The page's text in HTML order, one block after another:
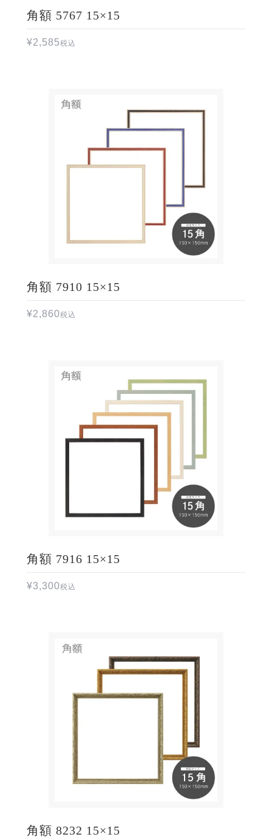
角額 5767 15×15
¥2,585税込
角額 7910 15×15
¥2,860税込
角額 7916 15×15
¥3,300税込
角額 8232 15×15